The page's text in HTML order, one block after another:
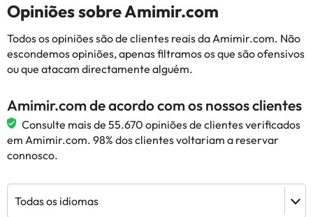
Opiniões sobre Amimir.com
Todos os opiniões são de clientes reais da Amimir.com. Não
escondemos opiniões, apenas filtramos os que são ofensivos
ou que atacam directamente alguém.
Amimir.com de acordo com os nossos clientes
Consulte mais de 55.670 opiniões de clientes verificados
em Amimir.com. 98% dos clientes voltariam a reservar
connosco.